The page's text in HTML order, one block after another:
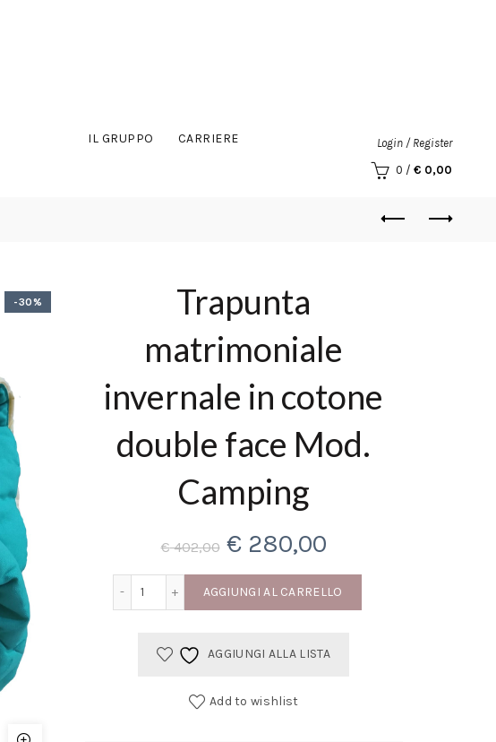
IL GRUPPO CARRIERE
Login / Register
0 / € 0,00
-30%
Trapunta
matrimoniale
invernale in cotone
double face Mod.
Camping
€402,00 Il
prezzo
era:
€ 402,00.
€280,00Il
prezzo
è:
AGGIUNGI AL CARRELLO
AGGIUNGI ALLA LISTA
Add to wishlist